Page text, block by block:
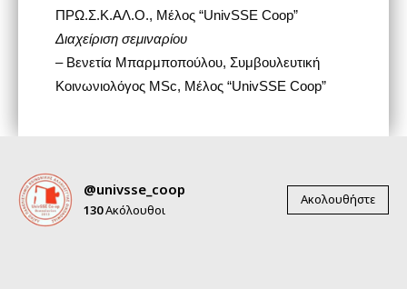
ΠΡΩ.Σ.Κ.ΑΛ.Ο., Μέλος “UnivSSE Coop”
Διαχείριση σεμιναρίου
– Βενετία Μπαρμποπούλου, Συμβουλευτική
Κοινωνιολόγος MSc, Μέλος “UnivSSE Coop”
@univsse_coop
130Ακόλουθοι
Ακολουθήστε